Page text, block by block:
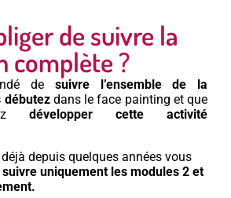
de suivre la
complète ?
de suivre l’ensemble de la
débutezdans le face painting et que
développer cette activité
depuis quelques années vous
suivre uniquement les modules 2 et